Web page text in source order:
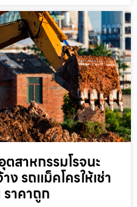
สาหกรรมโรจนะ
ง รถแม็คโครให้เช่า
าคาถูก